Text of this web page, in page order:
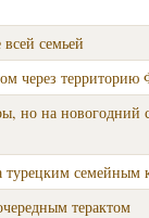
семьей
через территорию
но на новогодний
турецким семейным
терактом